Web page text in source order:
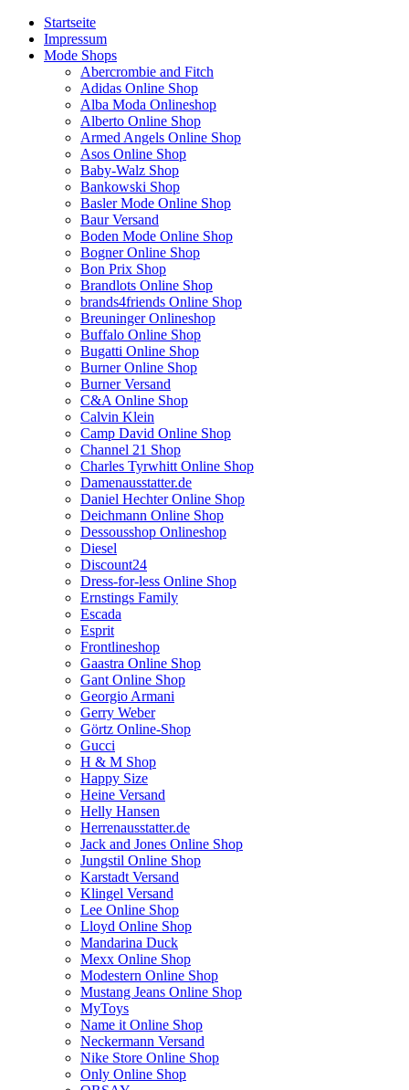
Startseite
Impressum
Mode Shops
Abercrombie and Fitch
Adidas Online Shop
Alba Moda Onlineshop
Alberto Online Shop
Armed Angels Online Shop
Asos Online Shop
Baby-Walz Shop
Bankowski Shop
Basler Mode Online Shop
Baur Versand
Boden Mode Online Shop
Bogner Online Shop
Bon Prix Shop
Brandlots Online Shop
brands4friends Online Shop
Breuninger Onlineshop
Buffalo Online Shop
Bugatti Online Shop
Burner Online Shop
Burner Versand
C&A Online Shop
Calvin Klein
Camp David Online Shop
Channel 21 Shop
Charles Tyrwhitt Online Shop
Damenausstatter.de
Daniel Hechter Online Shop
Deichmann Online Shop
Dessousshop Onlineshop
Diesel
Discount24
Dress-for-less Online Shop
Ernstings Family
Escada
Esprit
Frontlineshop
Gaastra Online Shop
Gant Online Shop
Georgio Armani
Gerry Weber
Görtz Online-Shop
Gucci
H & M Shop
Happy Size
Heine Versand
Helly Hansen
Herrenausstatter.de
Jack and Jones Online Shop
Jungstil Online Shop
Karstadt Versand
Klingel Versand
Lee Online Shop
Lloyd Online Shop
Mandarina Duck
Mexx Online Shop
Modestern Online Shop
Mustang Jeans Online Shop
MyToys
Name it Online Shop
Neckermann Versand
Nike Store Online Shop
Only Online Shop